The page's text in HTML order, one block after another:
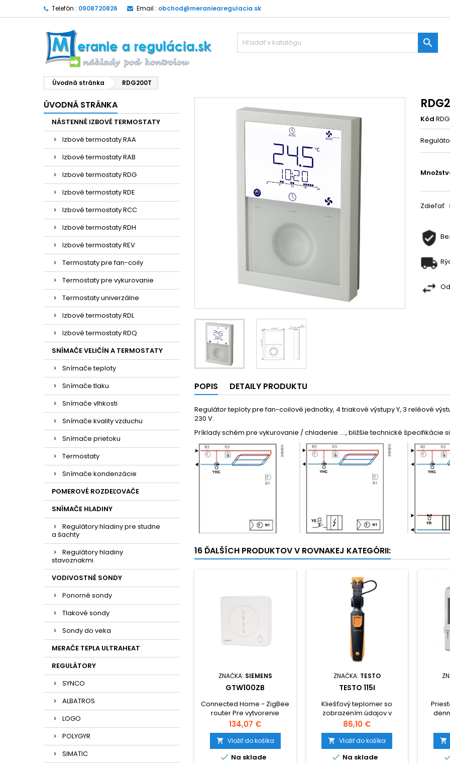
Telefón : 0908720826 Email : obchod@meraniearegulacia.sk

Úvodná stránka RDG200T
ÚVODNÁ STRÁNKA
NÁSTENNÉ IZBOVÉ TERMOSTATY
Izbové termostaty RAA
Izbové termostaty RAB
Izbové termostaty RDG
Izbové termostaty RDE
Izbové termostaty RCC
Izbové termostaty RDH
Izbové termostaty REV
Termostaty pre fan-coily
Termostaty pre vykurovanie
Termostaty univerzálne
Izbové termostaty RDL
Izbové termostaty RDQ
SNÍMAČE VELIČÍN A TERMOSTATY
Snímače teploty
Snímače tlaku
Snímače vlhkosti
Snímače kvality vzduchu
Snímače prietoku
Termostaty
Snímače kondenzácie
POMEROVÉ ROZDEĽOVAČE
SNÍMAČE HLADINY
Regulátory hladiny pre studne
a šachty
Regulátory hladiny
stavoznakmi
VODIVOSTNÉ SONDY
Ponorné sondy
Tlakové sondy
Sondy do veka
MERAČE TEPLA ULTRAHEAT
REGULÁTORY
SYNCO
ALBATROS
LOGO
POLYGYR
SIMATIC
Kód
Zdieľať
POPIS DETAILY PRODUKTU
Regulátor teploty pre fan-coilové jednotky, 4 triakové výstupy Y, 3 reléové
230 V.
Príklady schém pre vykurovanie / chladenie ...., bližšie technické špecifikácie
16 ĎALŠÍCH PRODUKTOV V ROVNAKEJ KATEGÓRII:
ZNAČKA: SIEMENS
GTW100ZB
Connected Home - ZigBee
router Pre vytvorenie
ZigBee siete a ovládanie
pripojených ZigBee
prístrojov z našej ponuky.
Cena
134,07 €
 Vložiť do košíka
 Na sklade
ZNAČKA: TESTO
TESTO 115I
Kliešťový teplomer so
zobrazením údajov v
telefóne, alebo tablete.
Cena
86,10 €
 Vložiť do košíka
 Na sklade
